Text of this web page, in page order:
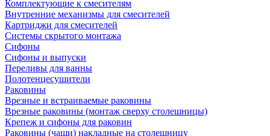
Комплектующие к смесителям
Внутренние механизмы для смесителей
Картриджи для смесителей
Системы скрытого монтажа
Сифоны
Сифоны и выпуски
Переливы для ванны
Полотенцесушители
Раковины
Врезные и встраиваемые раковины
Врезные раковины (монтаж сверху столешницы)
Крепеж и сифоны для раковин
Раковины (чаши) накладные на столешницу